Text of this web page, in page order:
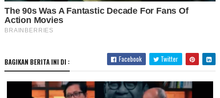
BAGIKAN BERITA INI DI : Facebook Twitter